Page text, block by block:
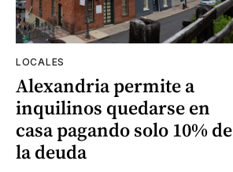
LOCALES
Alexandria permite a
inquilinos quedarse en
casa pagando solo 10% de
la deuda